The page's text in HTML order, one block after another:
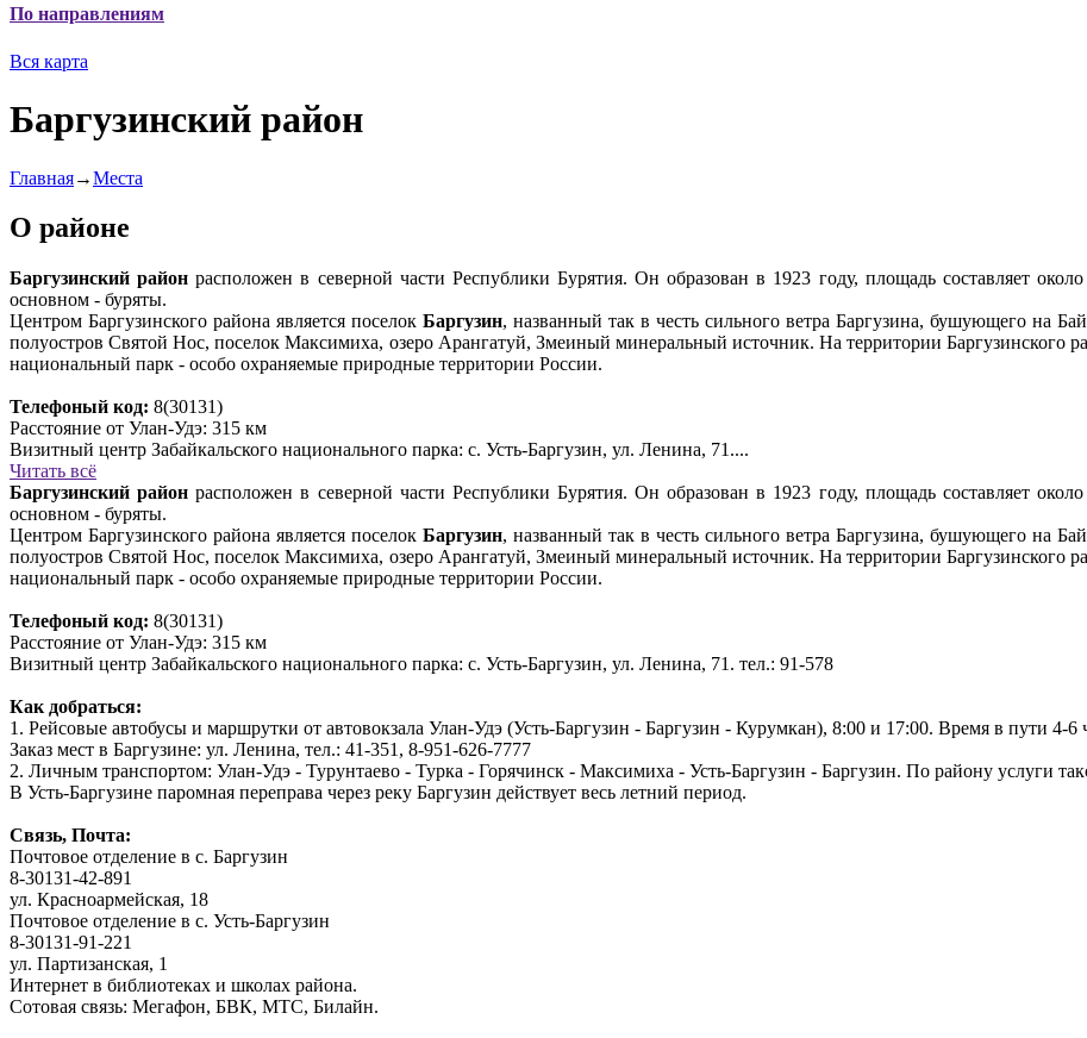
По направлениям
Вся карта
Баргузинский район
Главная→Места
О районе
Баргузинский район расположен в северной части Республики Бурятия. Он образован в 1923 году, площадь составляет
основном - буряты.
Центром Баргузинского района является поселок Баргузин, названный так в честь сильного ветра Баргузина, бушующего на
полуостров Святой Нос, поселок Максимиха, озеро Арангатуй, Змеиный минеральный источник. На территории Баргузинского
национальный парк - особо охраняемые природные территории России.
Телефоный код: 8(30131)
Расстояние от Улан-Удэ: 315 км
Визитный центр Забайкальского национального парка: с. Усть-Баргузин, ул. Ленина, 71....
Читать всё
Баргузинский район расположен в северной части Республики Бурятия. Он образован в 1923 году, площадь составляет
основном - буряты.
Центром Баргузинского района является поселок Баргузин, названный так в честь сильного ветра Баргузина, бушующего на
полуостров Святой Нос, поселок Максимиха, озеро Арангатуй, Змеиный минеральный источник. На территории Баргузинского
национальный парк - особо охраняемые природные территории России.
Телефоный код: 8(30131)
Расстояние от Улан-Удэ: 315 км
Визитный центр Забайкальского национального парка: с. Усть-Баргузин, ул. Ленина, 71. тел.: 91-578
Как добраться:
1. Рейсовые автобусы и маршрутки от автовокзала Улан-Удэ (Усть-Баргузин - Баргузин - Курумкан), 8:00 и 17:00. Время в пути 4-6
Заказ мест в Баргузине: ул. Ленина, тел.: 41-351, 8-951-626-7777
2. Личным транспортом: Улан-Удэ - Турунтаево - Турка - Горячинск - Максимиха - Усть-Баргузин - Баргузин. По району услуги
В Усть-Баргузине паромная переправа через реку Баргузин действует весь летний период.
Связь, Почта:
Почтовое отделение в с. Баргузин
8-30131-42-891
ул. Красноармейская, 18
Почтовое отделение в с. Усть-Баргузин
8-30131-91-221
ул. Партизанская, 1
Интернет в библиотеках и школах района.
Сотовая связь: Мегафон, БВК, МТС, Билайн.